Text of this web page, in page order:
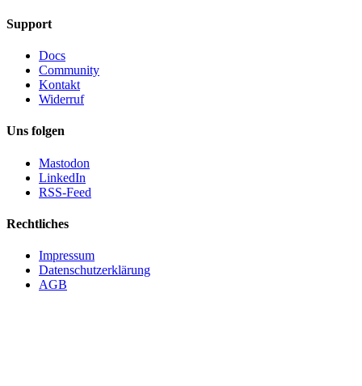
Support
Docs
Community
Kontakt
Widerruf
Uns folgen
Mastodon
LinkedIn
RSS-Feed
Rechtliches
Impressum
Datenschutzerklärung
AGB